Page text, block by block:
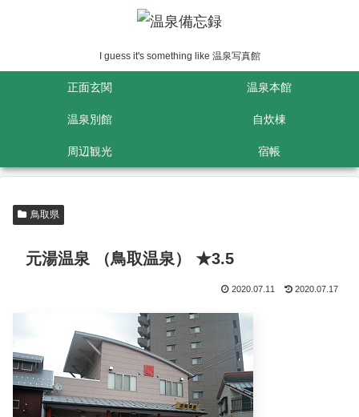
I guess it's something like 温泉写真館
正面玄関 温泉本館
温泉別館 自炊棟
周辺観光 宿帳
鳥取県
元湯温泉 （鳥取温泉） ★3.5
2020.07.11 2020.07.17